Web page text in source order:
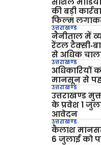
की बड़ी
फिल्म
उत्तराखण्ड
नैनीताल में
रेंटल
से अधिक
उत्तराखण्ड
अधिकारियों
मानसून से
उत्तराखण्ड
उत्तराखण्ड
के प्रवेश 1
आवेदन
उत्तराखण्ड
कैलाश
6 जुलाई को